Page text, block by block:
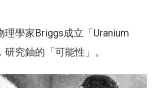
理學家Briggs成立「Uranium
究鈾的「可能性」。